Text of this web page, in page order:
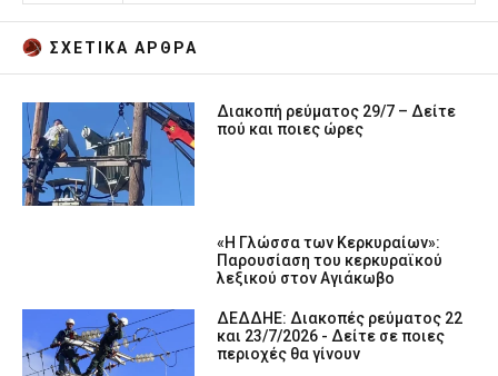
ΣΧΕΤΙΚA AΡΘΡΑ
Διακοπή ρεύματος 29/7 – Δείτε
πού και ποιες ώρες
«Η Γλώσσα των Κερκυραίων»:
Παρουσίαση του κερκυραϊκού
λεξικού στον Αγιάκωβο
ΔΕΔΔΗΕ: Διακοπές ρεύματος 22
και 23/7/2026 - Δείτε σε ποιες
περιοχές θα γίνουν